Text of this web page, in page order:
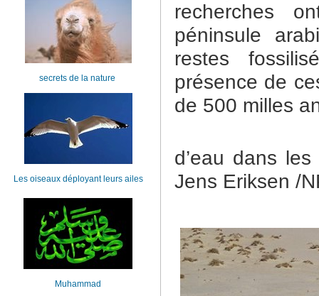
recherches
péninsule
restes
présence de
de 500 milles
d’eau dans
Jens Eriksen /
secrets de la nature
Les oiseaux déployant leurs ailes
Muhammad